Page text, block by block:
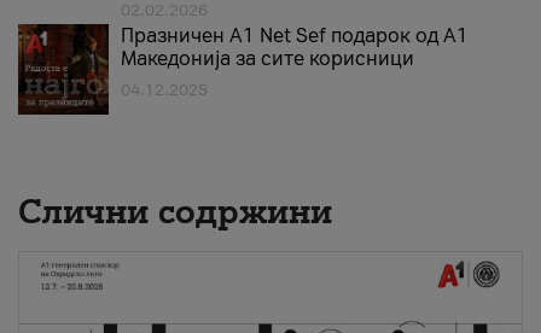
02.02.2026
Празничен A1 Net Sеf подарок од А1
Македонија за сите корисници
04.12.2025
Слични содржини